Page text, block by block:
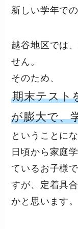
新しい学年で
越谷地区では
せん。
そのため、
期末テスト
が膨大で、
ということに
日頃から家庭
ているお子様
すが、定着具
かと思います。